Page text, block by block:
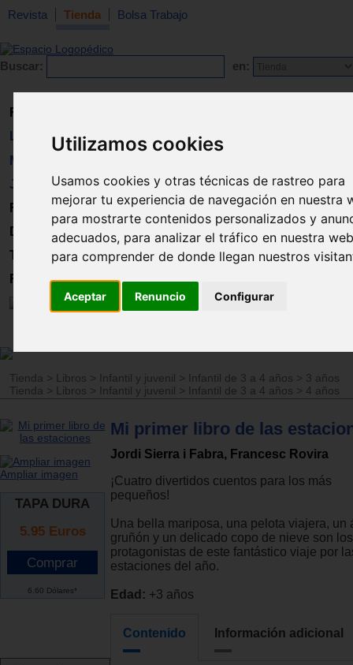
Utilizamos cookies
Usamos cookies y otras técnicas de rastreo para
mejorar tu experiencia de navegación en nuestra
para mostrarte contenidos personalizados y
adecuados, para analizar el tráfico en nuestra
para comprender de donde llegan nuestros
Aceptar Renuncio Configurar
Revista Tienda Bolsa Trabajo
Buscar: en:
Revista
Libros
Material
Juguetes
Formación
Directorio
Trabajo
Registro
Tienda > Libros > Infantil y juvenil > Infantil de 3 a 4 años > 3 años
Tienda
> Libros > Infantil y juvenil > Infantil de 3 a 4 años > 4 años
Ampliar imagen
TAPA DURA
5.95 Euros
6.60 Dólares*
Mi primer libro de las
Jordi Sierra i Fabra, Francesc Rovira
¡Cuatro divertidos cuentos para los más
pequeños!
Una bella mariposa, una pelota viajera, un
gruñón y un delicado copo de nieve son los
protagonistas de este fantástico viaje por
estaciones del año.
Edad: +3 años
Contenido Información adicional